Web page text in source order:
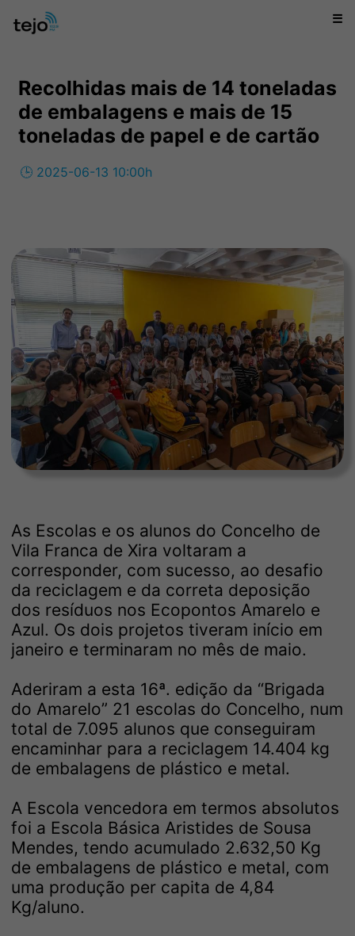
☰
Recolhidas mais de 14 toneladas
de embalagens e mais de 15
toneladas de papel e de cartão
🕒 2025-06-13 10:00h
As Escolas e os alunos do Concelho de
Vila Franca de Xira voltaram a
corresponder, com sucesso, ao desafio
da reciclagem e da correta deposição
dos resíduos nos Ecopontos Amarelo e
Azul. Os dois projetos tiveram início em
janeiro e terminaram no mês de maio.
Aderiram a esta 16ª. edição da “Brigada
do Amarelo” 21 escolas do Concelho, num
total de 7.095 alunos que conseguiram
encaminhar para a reciclagem 14.404 kg
de embalagens de plástico e metal.
A Escola vencedora em termos absolutos
foi a Escola Básica Aristides de Sousa
Mendes, tendo acumulado 2.632,50 Kg
de embalagens de plástico e metal, com
uma produção per capita de 4,84
Kg/aluno.